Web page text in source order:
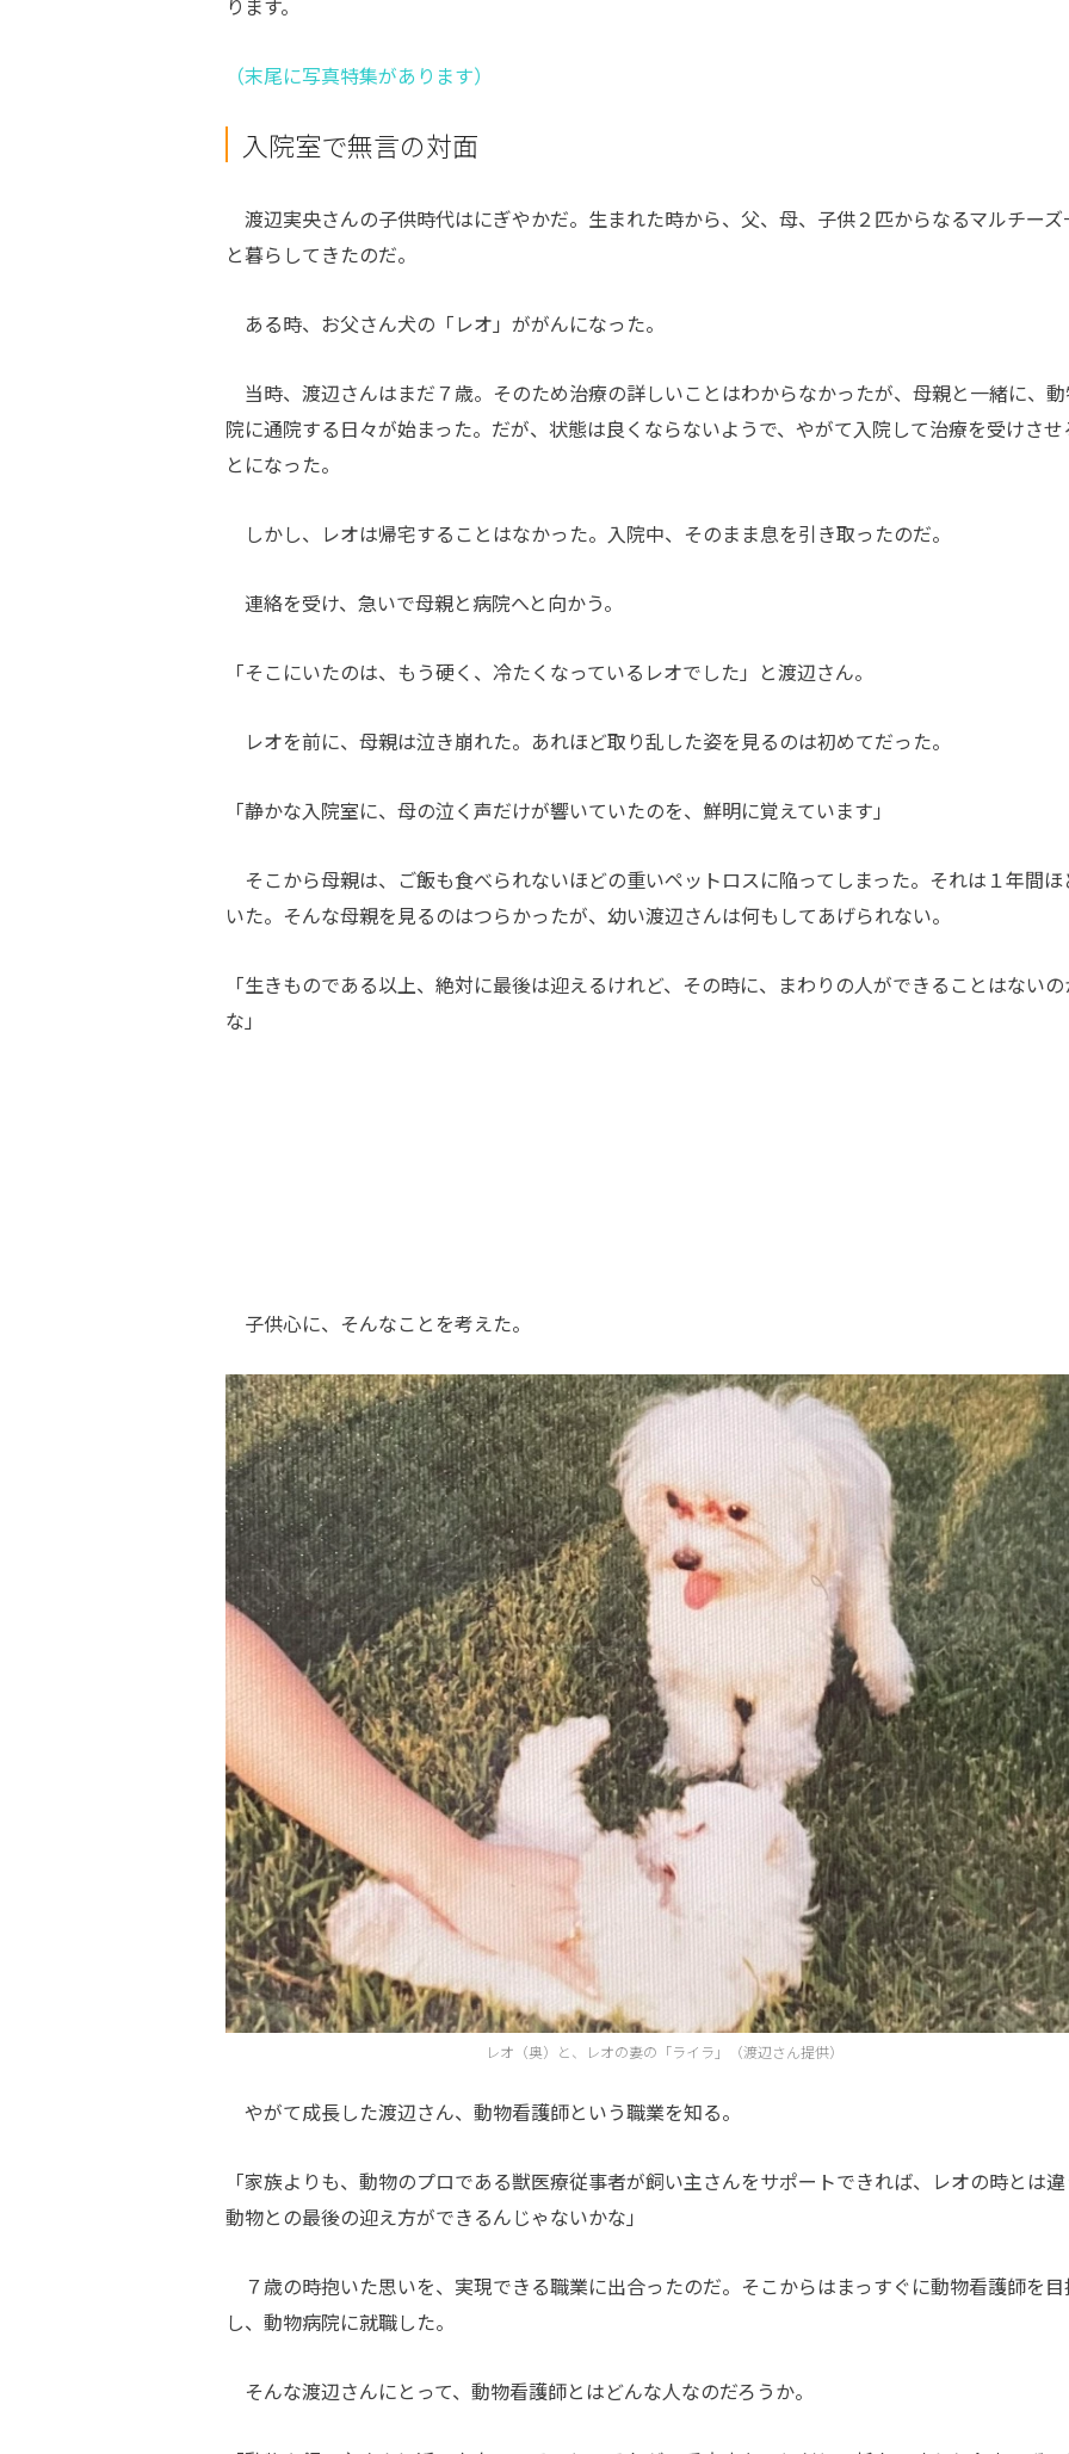
ります。
（末尾に写真特集があります）
入院室で無言の対面
渡辺実央さんの子供時代はにぎやかだ。生まれた時から、父、母、子供２匹からなるマルチーズ
と暮らしてきたのだ。
ある時、お父さん犬の「レオ」ががんになった。
当時、渡辺さんはまだ７歳。そのため治療の詳しいことはわからなかったが、母親と一緒に、
院に通院する日々が始まった。だが、状態は良くならないようで、やがて入院して治療を受けさせ
とになった。
しかし、レオは帰宅することはなかった。入院中、そのまま息を引き取ったのだ。
連絡を受け、急いで母親と病院へと向かう。
「そこにいたのは、もう硬く、冷たくなっているレオでした」と渡辺さん。
レオを前に、母親は泣き崩れた。あれほど取り乱した姿を見るのは初めてだった。
「静かな入院室に、母の泣く声だけが響いていたのを、鮮明に覚えています」
そこから母親は、ご飯も食べられないほどの重いペットロスに陥ってしまった。それは１年間ほ
いた。そんな母親を見るのはつらかったが、幼い渡辺さんは何もしてあげられない。
「生きものである以上、絶対に最後は迎えるけれど、その時に、まわりの人ができることはない
な」
子供心に、そんなことを考えた。
レオ（奥）と、レオの妻の「ライラ」（渡辺さん提供）
やがて成長した渡辺さん、動物看護師という職業を知る。
「家族よりも、動物のプロである獣医療従事者が飼い主さんをサポートできれば、レオの時とは
動物との最後の迎え方ができるんじゃないかな」
７歳の時抱いた思いを、実現できる職業に出合ったのだ。そこからはまっすぐに動物看護師を目
し、動物病院に就職した。
そんな渡辺さんにとって、動物看護師とはどんな人なのだろうか。